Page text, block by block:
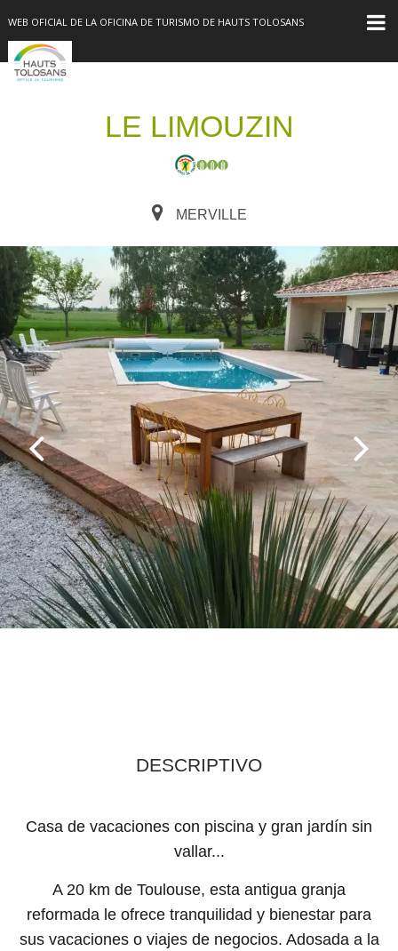
WEB OFICIAL DE LA OFICINA DE TURISMO DE HAUTS TOLOSANS
LE LIMOUZIN
MERVILLE
DESCRIPTIVO
Casa de vacaciones con piscina y gran jardín sin
vallar...
A 20 km de Toulouse, esta antigua granja
reformada le ofrece tranquilidad y bienestar para
sus vacaciones o viajes de negocios. Adosada a la